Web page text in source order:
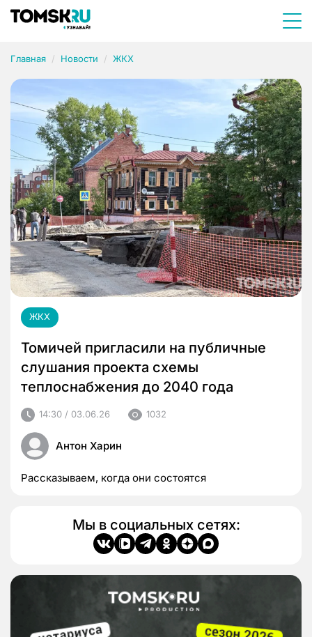
Главная Новости ЖКХ
ЖКХ
Томичей пригласили на публичные
слушания проекта схемы
теплоснабжения до 2040 года
14:30 / 03.06.26 1032
Антон Харин
Рассказываем, когда они состоятся
Мы в социальных сетях: